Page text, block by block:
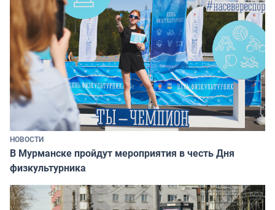
НОВОСТИ
В Мурманске пройдут мероприятия в честь Дня
физкультурника